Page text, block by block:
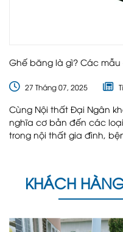
Ghế băng là gì? Các
27 Tháng 07, 2025
Cùng Nội thất Đại Ngân
nghĩa cơ bản đến các
trong nội thất gia đình,
KHÁCH